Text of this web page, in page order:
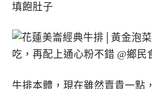
填飽肚子
牛排本體，現在雖然賣貴一點